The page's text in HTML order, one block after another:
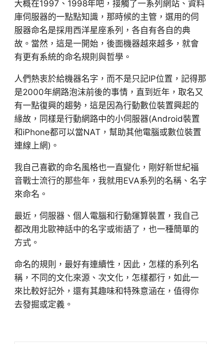
大概在1997、1998年吧，接觸了一系列網站、資料
庫伺服器的一點點知識，那時候的主管，選用的伺
服器命名是採用西洋星座系列，各自有各自的典
故。當然，這是一開始，後面機器越來越多，就會
有更有系統的命名規則與哲學。
人們熱衷於給機器名字，而不是只記IP位置，記得那
是2000年網路泡沫前後的事情，直到近年，取名又
有一點復興的趨勢，這是因為行動數位裝置興起的
緣故，同樣是行動網路中的小伺服器(Android裝置
和iPhone都可以當NAT，幫助其他電腦或數位裝置
連線上網)。
我自己喜歡的命名風格也一直變化，剛好新世紀福
音戰士流行的那些年，我就用EVA系列的名稱、名字
來命名。
最近，伺服器、個人電腦和行動運算裝置，我自己
都改用北歐神話中的名字或術語了，也一種簡單的
方式。
命名的規則，最好有連續性，因此，怎樣的系列名
稱，不同的文化來源、次文化，怎樣都行，如此一
來比較好記外，還有其趣味和特殊意涵在，值得你
去發掘或定義。